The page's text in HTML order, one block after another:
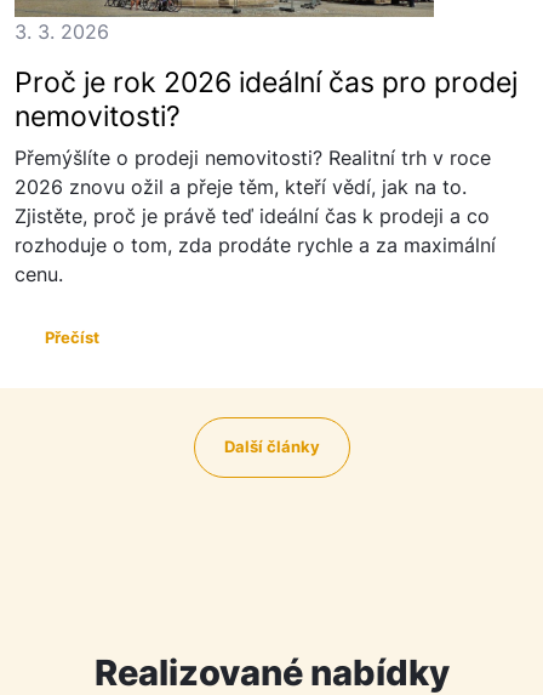
3. 3. 2026
Proč je rok 2026 ideální čas pro prodej
nemovitosti?
Přemýšlíte o prodeji nemovitosti? Realitní trh v roce
2026 znovu ožil a přeje těm, kteří vědí, jak na to.
Zjistěte, proč je právě teď ideální čas k prodeji a co
rozhoduje o tom, zda prodáte rychle a za maximální
cenu.
Přečíst
Další články
Realizované nabídky